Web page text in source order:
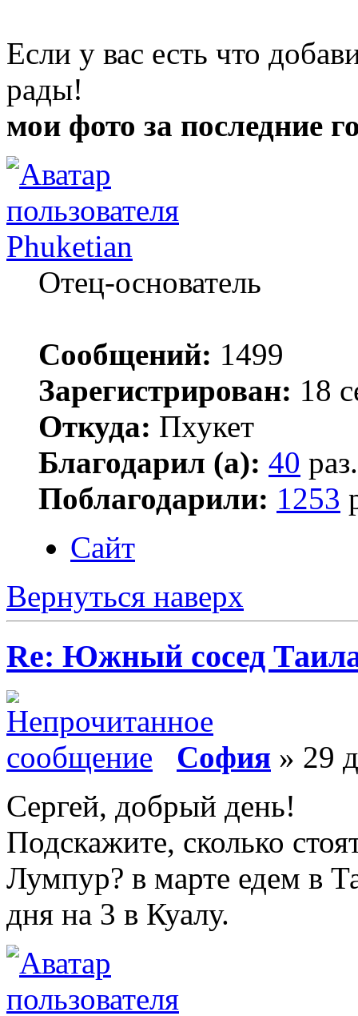
Если у вас есть что
рады!
мои фото за последние
Phuketian
Отец-основатель
Сообщений: 1499
Зарегистрирован: 18
Откуда: Пхукет
Благодарил (а): 40 раз.
Поблагодарили: 1253
Сайт
Вернуться наверх
Re: Южный сосед
София » 29
Сергей, добрый день!
Подскажите, сколько
Лумпур? в марте едем в
дня на 3 в Куалу.